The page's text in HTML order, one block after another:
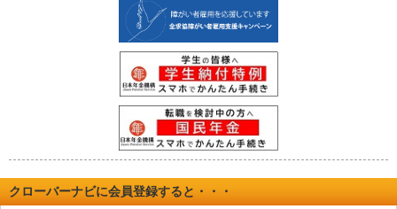
クローバーナビに会員登録すると・・・